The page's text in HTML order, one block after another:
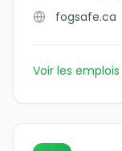
fogsafe.ca
Voir les